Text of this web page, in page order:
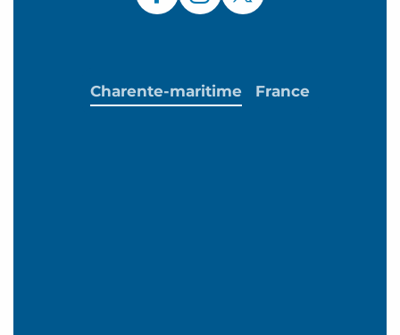
Charente-maritime France